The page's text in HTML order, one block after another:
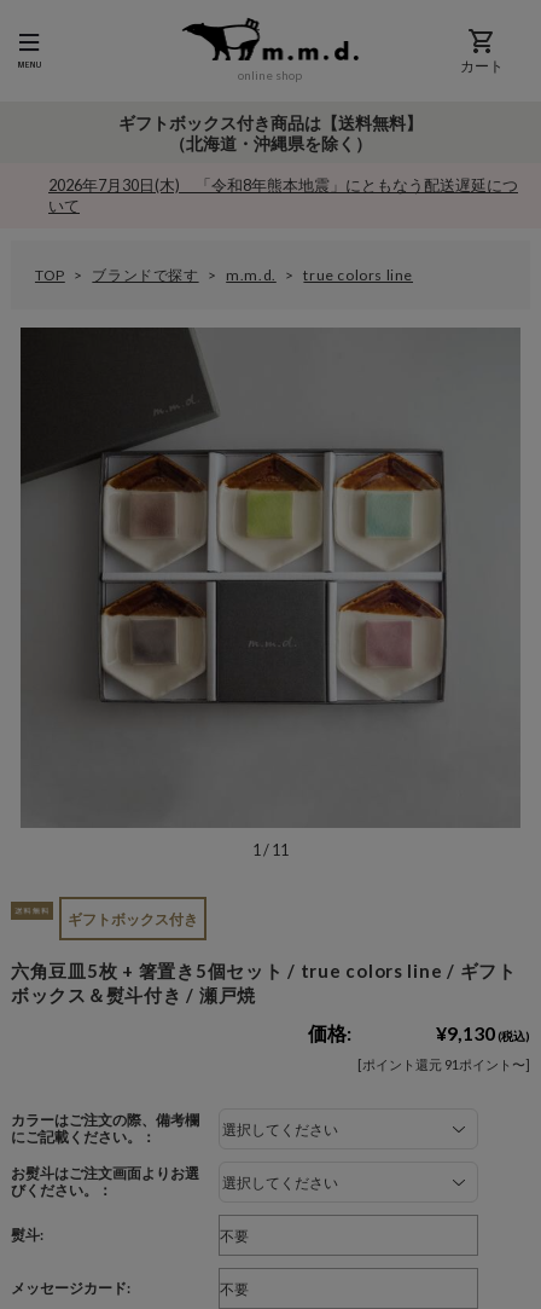
online shop カート
ギフトボックス付き商品は【送料無料】
（北海道・沖縄県を除く）
2026年7月30日(木) 「令和8年熊本地震」にともなう配送遅延につ
いて
TOP ブランドで探す m.m.d. true colors line
1 /11
ギフトボックス付き
六角豆皿5枚 + 箸置き5個セット / true colors line / ギフト
ボックス＆熨斗付き / 瀬戸焼
価格: ¥9,130(税込)
[ポイント還元 91ポイント〜]
カラーはご注文の際、備考欄
にご記載ください。：
お熨斗はご注文画面よりお選
びください。：
熨斗:
メッセージカード: